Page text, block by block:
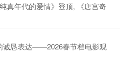
真年代的爱情》登顶, 《唐宫奇
诚恳表达——2026春节档电影观